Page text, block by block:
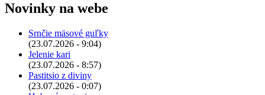
Novinky na webe
Srnčie mäsové guľky
(23.07.2026 - 9:04)
Jelenie kari
(23.07.2026 - 8:57)
Pastitsio z diviny
(23.07.2026 - 0:07)